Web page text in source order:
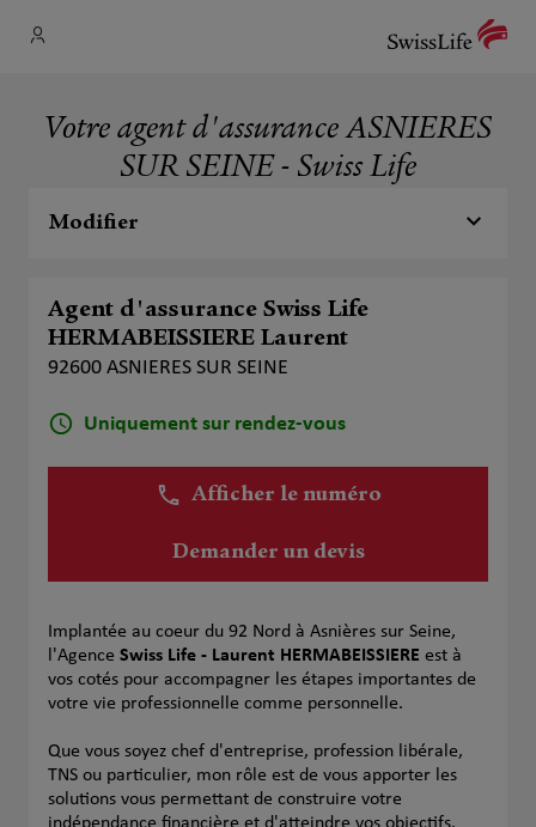
Votre agent d'assurance ASNIERES
SUR SEINE - Swiss Life
Modifier
Agent d'assurance Swiss Life
HERMABEISSIERE Laurent
92600 ASNIERES SUR SEINE
Uniquement sur rendez-vous
Afficher le numéro
Demander un devis
Implantée au coeur du 92 Nord à Asnières sur Seine,
l'Agence Swiss Life - Laurent HERMABEISSIERE est à
vos cotés pour accompagner les étapes importantes de
votre vie professionnelle comme personnelle.
Que vous soyez chef d'entreprise, profession libérale,
TNS ou particulier, mon rôle est de vous apporter les
solutions vous permettant de construire votre